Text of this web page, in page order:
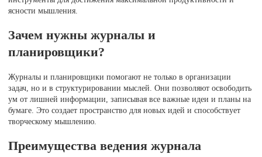
ясности мышления.
Зачем нужны журналы и
планировщики?
Журналы и планировщики помогают не только в организации
задач, но и в структурировании мыслей. Они позволяют освободить
ум от лишней информации, записывая все важные идеи и планы на
бумаге. Это создает пространство для новых идей и способствует
творческому мышлению.
Преимущества ведения журнала